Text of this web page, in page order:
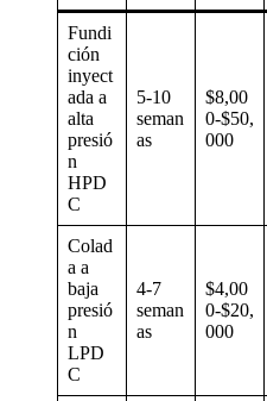
Fundi
ción
inyect
ada a
alta
presió
n
HPD
C
5-10
seman
as
$8,00
0-$50,
000
Colad
a a
baja
presió
n
LPD
C
4-7
seman
as
$4,00
0-$20,
000